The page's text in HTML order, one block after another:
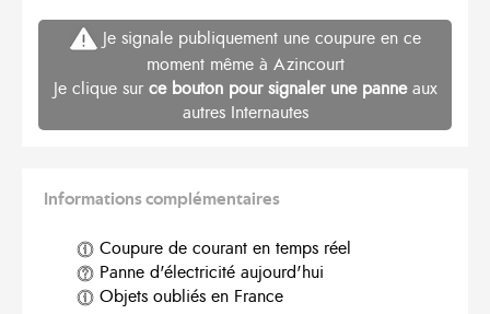
Je signale publiquement une coupure en ce
moment même à Azincourt
Je clique sur ce bouton pour signaler une panneaux
autres Internautes
Informations complémentaires
Coupure de courant en temps réel
Panne d'électricité aujourd'hui
Objets oubliés en France